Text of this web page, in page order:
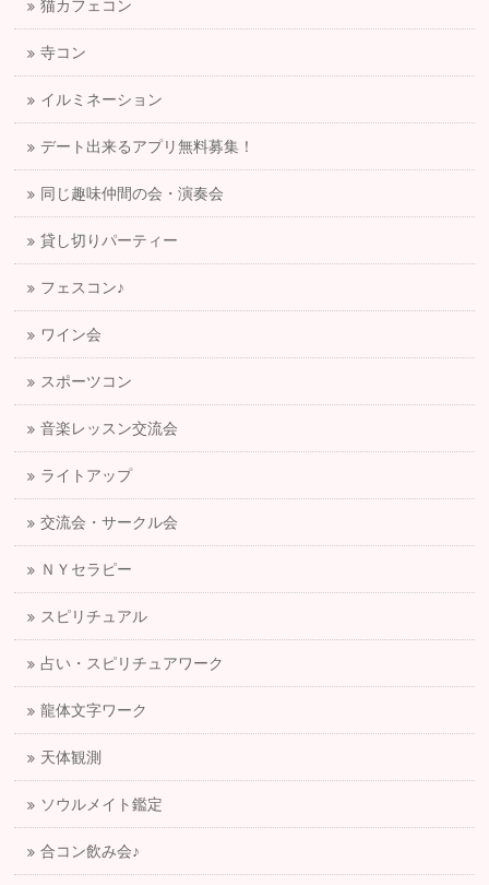
猫カフェコン
寺コン
イルミネーション
デート出来るアプリ無料募集！
同じ趣味仲間の会・演奏会
貸し切りパーティー
フェスコン♪
ワイン会
スポーツコン
音楽レッスン交流会
ライトアップ
交流会・サークル会
ＮＹセラピー
スピリチュアル
占い・スピリチュアワーク
龍体文字ワーク
天体観測
ソウルメイト鑑定
合コン飲み会♪